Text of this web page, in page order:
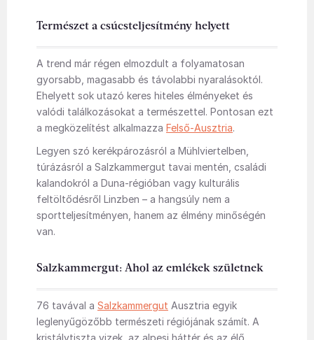
Természet a csúcsteljesítmény helyett
A trend már régen elmozdult a folyamatosan
gyorsabb, magasabb és távolabbi nyaralásoktól.
Ehelyett sok utazó keres hiteles élményeket és
valódi találkozásokat a természettel. Pontosan ezt
a megközelítést alkalmazza Felső-Ausztria.
Legyen szó kerékpározásról a Mühlviertelben,
túrázásról a Salzkammergut tavai mentén, családi
kalandokról a Duna-régióban vagy kulturális
feltöltődésről Linzben – a hangsúly nem a
sportteljesítményen, hanem az élmény minőségén
van.
Salzkammergut: Ahol az emlékek születnek
76 tavával a Salzkammergut Ausztria egyik
leglenyűgözőbb természeti régiójának számít. A